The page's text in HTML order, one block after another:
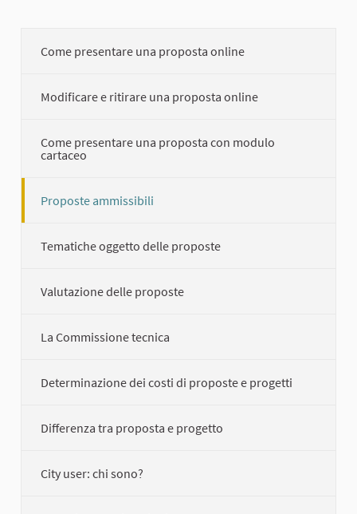
Come presentare una proposta online
Modificare e ritirare una proposta online
Come presentare una proposta con modulo
cartaceo
Proposte ammissibili
Tematiche oggetto delle proposte
Valutazione delle proposte
La Commissione tecnica
Determinazione dei costi di proposte e progetti
Differenza tra proposta e progetto
City user: chi sono?